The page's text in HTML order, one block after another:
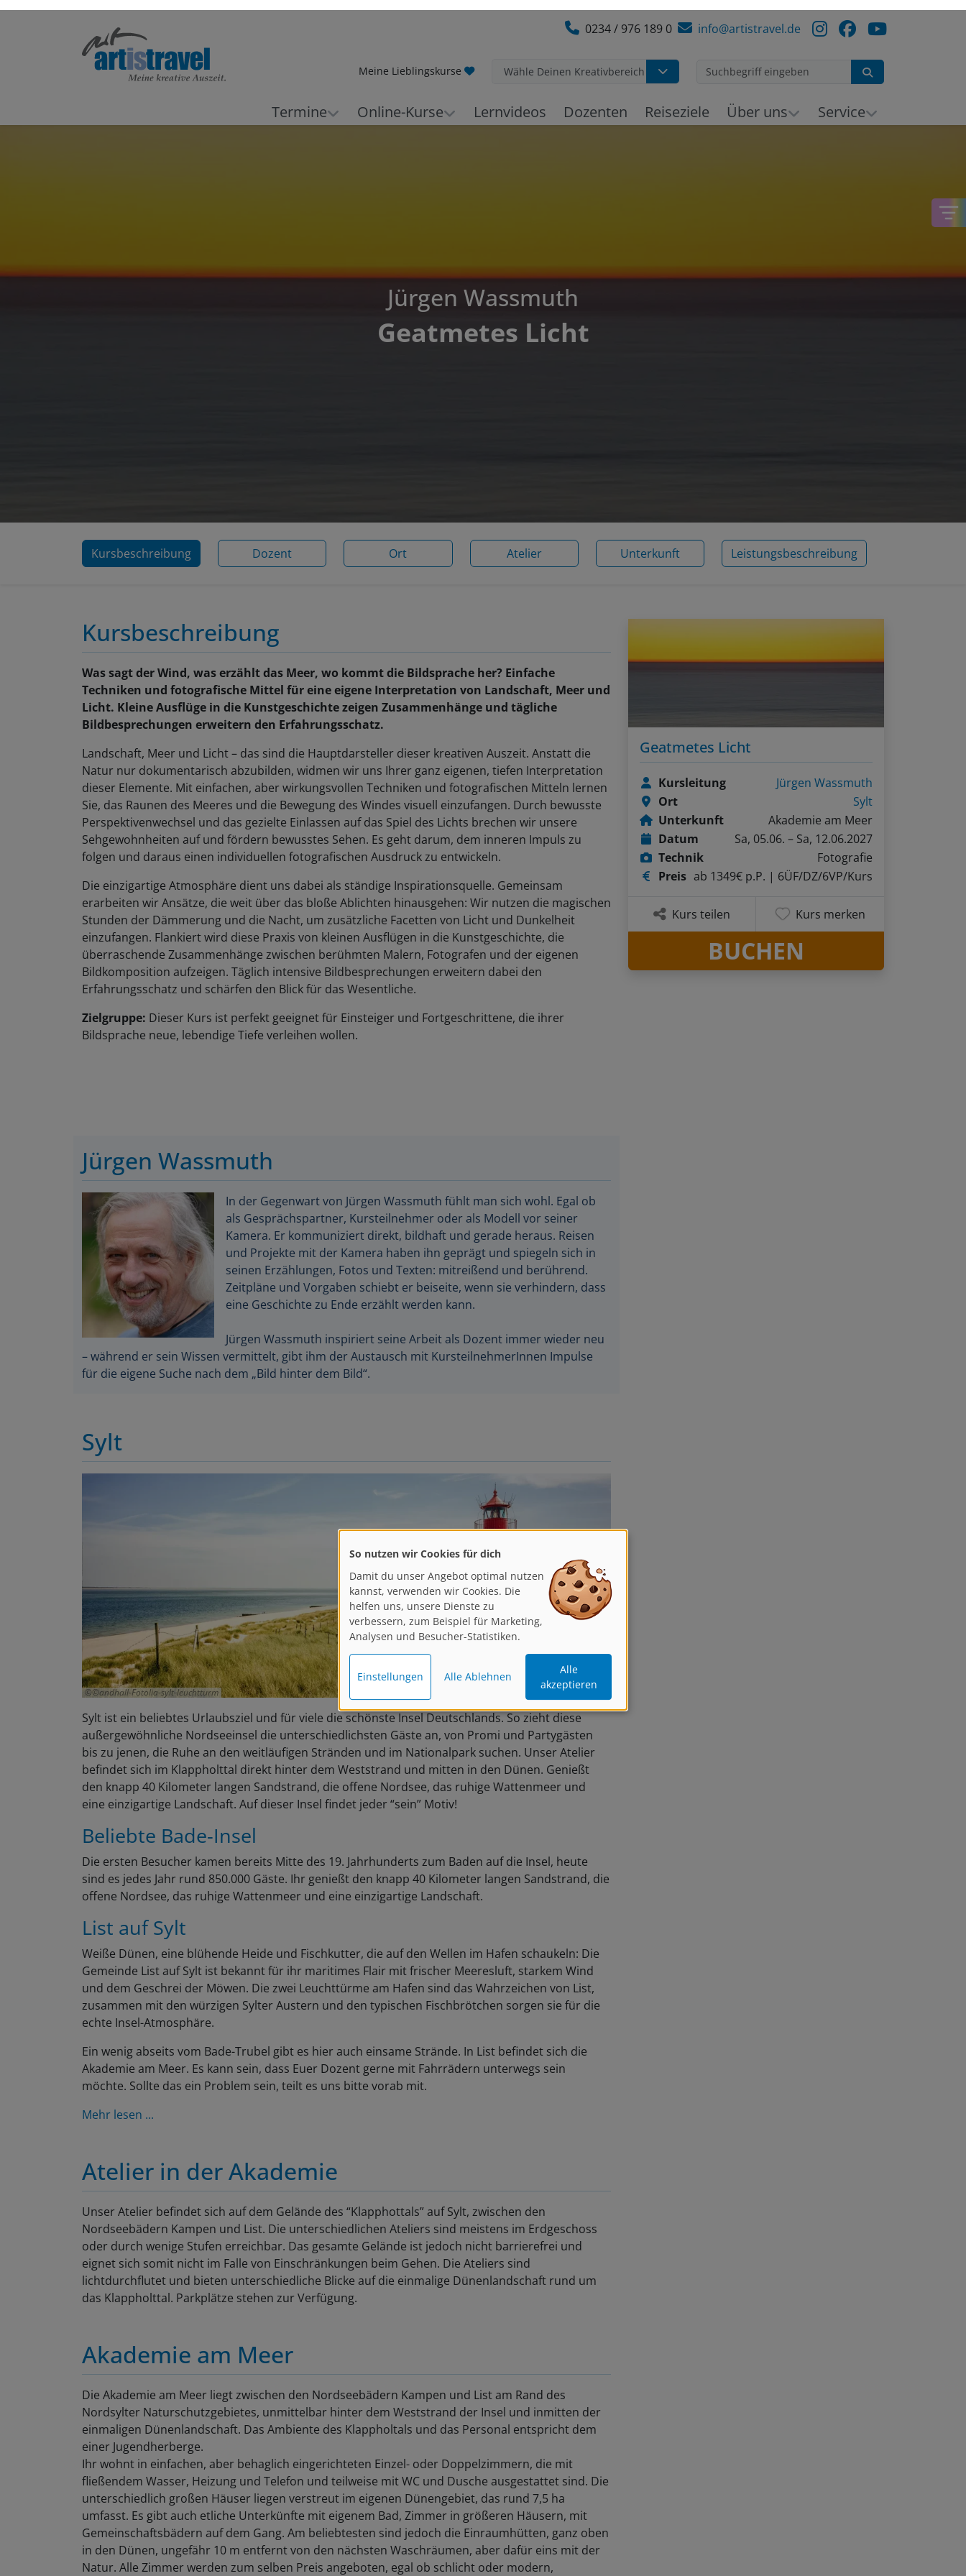
Suchen
Termine Online-Kurse Lernvideos Reiseziele Über uns Service
Jürgen Wassmuth
Geatmetes Licht
Kursbeschreibung Dozent Ort Atelier Unterkunft Leistungsbeschreibung
Kursbeschreibung
Was sagt der Wind, was erzählt das Meer, wo kommt die Bildsprache her? Einfache
Techniken und fotografische Mittel für eine eigene Interpretation von Landschaft, Meer und
Licht. Kleine Ausflüge in die Kunstgeschichte zeigen Zusammenhänge und tägliche
Bildbesprechungen erweitern den Erfahrungsschatz.
Landschaft, Meer und Licht – das sind die Hauptdarsteller dieser kreativen Auszeit. Anstatt die
Natur nur dokumentarisch abzubilden, widmen wir uns Ihrer ganz eigenen, tiefen Interpretation
dieser Elemente. Mit einfachen, aber wirkungsvollen Techniken und fotografischen Mitteln lernen
Sie, das Raunen des Meeres und die Bewegung des Windes visuell einzufangen. Durch bewusste
Perspektivenwechsel und das gezielte Einlassen auf das Spiel des Lichts brechen wir unsere
Sehgewohnheiten auf und fördern bewusstes Sehen. Es geht darum, dem inneren Impuls zu
folgen und daraus einen individuellen fotografischen Ausdruck zu entwickeln.
Die einzigartige Atmosphäre dient uns dabei als ständige Inspirationsquelle. Gemeinsam
erarbeiten wir Ansätze, die weit über das bloße Ablichten hinausgehen: Wir nutzen die magischen
Stunden der Dämmerung und die Nacht, um zusätzliche Facetten von Licht und Dunkelheit
einzufangen. Flankiert wird diese Praxis von kleinen Ausflügen in die Kunstgeschichte, die
überraschende Zusammenhänge zwischen berühmten Malern, Fotografen und der eigenen
Bildkomposition aufzeigen. Täglich intensive Bildbesprechungen erweitern dabei den
Erfahrungsschatz und schärfen den Blick für das Wesentliche.
Zielgruppe: Dieser Kurs ist perfekt geeignet für Einsteiger und Fortgeschrittene, die ihrer
Bildsprache neue, lebendige Tiefe verleihen wollen.
Jürgen Wassmuth
In der Gegenwart von Jürgen Wassmuth fühlt man sich wohl. Egal ob
als Gesprächspartner, Kursteilnehmer oder als Modell vor seiner
Kamera. Er kommuniziert direkt, bildhaft und gerade heraus. Reisen
und Projekte mit der Kamera haben ihn geprägt und spiegeln sich in
seinen Erzählungen, Fotos und Texten: mitreißend und berührend.
Zeitpläne und Vorgaben schiebt er beiseite, wenn sie verhindern, dass
eine Geschichte zu Ende erzählt werden kann.
Jürgen Wassmuth inspiriert seine Arbeit als Dozent immer wieder neu
– während er sein Wissen vermittelt, gibt ihm der Austausch mit KursteilnehmerInnen Impulse
für die eigene Suche nach dem „Bild hinter dem Bild“.
Sylt
©andhall-Fotolia-sylt-leuchtturm
Sylt ist ein beliebtes Urlaubsziel und für viele die schönste Insel Deutschlands. So zieht diese
außergewöhnliche Nordseeinsel die unterschiedlichsten Gäste an, von Promi und Partygästen
bis zu jenen, die Ruhe an den weitläufigen Stränden und im Nationalpark suchen. Unser Atelier
befindet sich im Klappholttal direkt hinter dem Weststrand und mitten in den Dünen. Genießt
den knapp 40 Kilometer langen Sandstrand, die offene Nordsee, das ruhige Wattenmeer und
eine einzigartige Landschaft. Auf dieser Insel findet jeder “sein” Motiv!
Beliebte Bade-Insel
Die ersten Besucher kamen bereits Mitte des 19. Jahrhunderts zum Baden auf die Insel, heute
sind es jedes Jahr rund 850.000 Gäste. Ihr genießt den knapp 40 Kilometer langen Sandstrand, die
offene Nordsee, das ruhige Wattenmeer und eine einzigartige Landschaft.
List auf Sylt
Weiße Dünen, eine blühende Heide und Fischkutter, die auf den Wellen im Hafen schaukeln: Die
Gemeinde List auf Sylt ist bekannt für ihr maritimes Flair mit frischer Meeresluft, starkem Wind
und dem Geschrei der Möwen. Die zwei Leuchttürme am Hafen sind das Wahrzeichen von List,
zusammen mit den würzigen Sylter Austern und den typischen Fischbrötchen sorgen sie für die
echte Insel-Atmosphäre.
Ein wenig abseits vom Bade-Trubel gibt es hier auch einsame Strände. In List befindet sich die
Akademie am Meer. Es kann sein, dass Euer Dozent gerne mit Fahrrädern unterwegs sein
möchte. Sollte das ein Problem sein, teilt es uns bitte vorab mit.
Mehr lesen ...
Atelier in der Akademie
Unser Atelier befindet sich auf dem Gelände des “Klapphottals” auf Sylt, zwischen den
Nordseebädern Kampen und List. Die unterschiedlichen Ateliers sind meistens im Erdgeschoss
oder durch wenige Stufen erreichbar. Das gesamte Gelände ist jedoch nicht barrierefrei und
eignet sich somit nicht im Falle von Einschränkungen beim Gehen. Die Ateliers sind
lichtdurchflutet und bieten unterschiedliche Blicke auf die einmalige Dünenlandschaft rund um
das Klappholttal. Parkplätze stehen zur Verfügung.
Akademie am Meer
Die Akademie am Meer liegt zwischen den Nordseebädern Kampen und List am Rand des
Nordsylter Naturschutzgebietes, unmittelbar hinter dem Weststrand der Insel und inmitten der
einmaligen Dünenlandschaft. Das Ambiente des Klappholtals und das Personal entspricht dem
einer Jugendherberge.
Ihr wohnt in einfachen, aber behaglich eingerichteten Einzel- oder Doppelzimmern, die mit
fließendem Wasser, Heizung und Telefon und teilweise mit WC und Dusche ausgestattet sind. Die
unterschiedlich großen Häuser liegen verstreut im eigenen Dünengebiet, das rund 7,5 ha
umfasst. Es gibt auch etliche Unterkünfte mit eigenem Bad, Zimmer in größeren Häusern, mit
Gemeinschaftsbädern auf dem Gang. Am beliebtesten sind jedoch die Einraumhütten, ganz oben
in den Dünen, ungefähr 10 m entfernt von den nächsten Waschräumen, aber dafür eins mit der
Natur. Alle Zimmer werden zum selben Preis angeboten, egal ob schlicht oder modern,
Geatmetes Licht
Kursleitung
Jürgen Wassmuth
Ort
Sylt
Unterkunft
Akademie am Meer
Datum
Sa, 05.06. – Sa, 12.06.2027
Technik
Fotografie
Preis ab 1349€ p.P. | 6ÜF/DZ/6VP/Kurs
Kurs teilen Kurs merken
BUCHEN
kannst, verwenden wir Cookies. Die
helfen uns, unsere Dienste zu
verbessern, zum Beispiel für Marketing,
Analysen und Besucher-Statistiken.
akzeptieren